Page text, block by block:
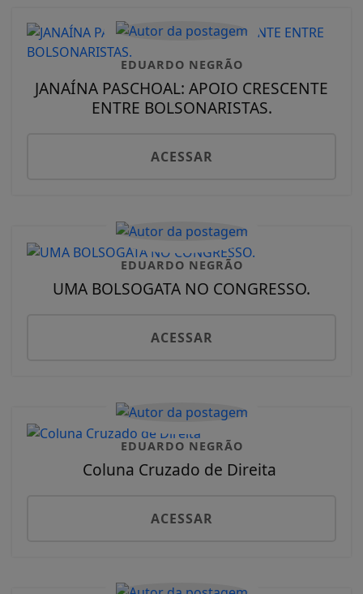
EDUARDO NEGRÃO
JANAÍNA PASCHOAL: APOIO CRESCENTE
ENTRE BOLSONARISTAS.
ACESSAR
EDUARDO NEGRÃO
UMA BOLSOGATA NO CONGRESSO.
ACESSAR
EDUARDO NEGRÃO
Coluna Cruzado de Direita
ACESSAR